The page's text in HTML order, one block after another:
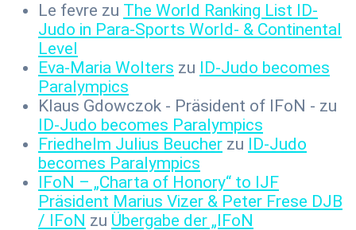
Le fevre zu The World Ranking List ID-
Judo in Para-Sports World- & Continental
Level
Eva-Maria Wolters zu ID-Judo becomes
Paralympics
Klaus Gdowczok - Präsident of IFoN - zu
ID-Judo becomes Paralympics
Friedhelm Julius Beucher zu ID-Judo
becomes Paralympics
IFoN – „Charta of Honory“ to IJF
Präsident Marius Vizer & Peter Frese DJB
/ IFoN zu Übergabe der „IFoN